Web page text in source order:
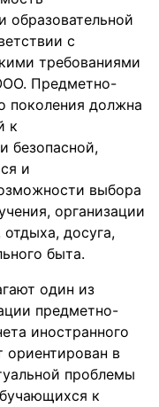
образовательной
с
требованиями
Предметно-
поколения должна
к
безопасной,
и
выбора
организации
досуга,
быта.
один из
предметно-
иностранного
ориентирован в
проблемы
к